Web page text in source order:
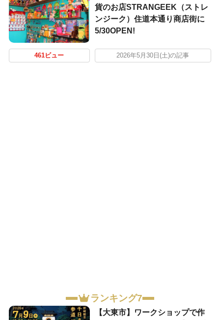
貨のお店STRANGEEK（ストレ
ンジーク）住道本通り商店街に
5/30OPEN!
461ビュー 2026年5月30日(土)の記事
ランキング7
【大東市】ワークショップで作